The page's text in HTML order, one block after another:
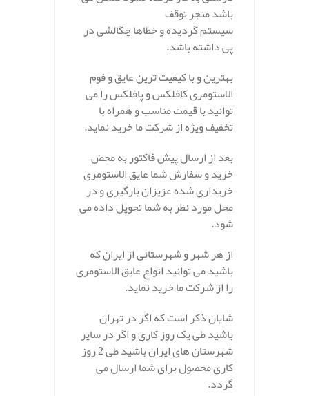
باشد منجر توقف
سیستم گردیده و خطاها چگالشی در
پی داشته باشد.
بهترین و با کیفیت ترین عایق و فوم
الاستومری کافلکس و پافلکس را می
توانید با قیمت مناسب و همراه با
تخفیف ویژه از شرکت ما خرید نماید.
بعد از ارسال پیش فاکتور به محض
خرید و سفارش شما عایق الاستومری
خریداری شده عزیزان بارگیری و در
محل مورد نظر به شما تحویل داده می
شود.
از هر شهر و شهرستانی از ایران که
باشید می توانید انواع عایق الاستومری
را از شرکت ما خرید نماید.
شایان ذکر است که اگر در تهران
باشید طی یک روز کاری و اگر در سایر
شهرستان های ایران باشید طی 2 روز
کاری محصول برای شما ارسال می
گردد.